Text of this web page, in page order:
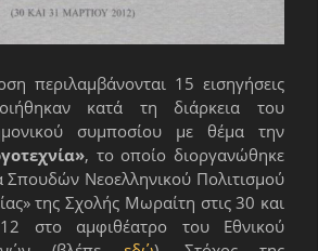
περιλαμβάνονται 15 εισηγήσεις
κατά τη διάρκεια του
συμποσίου με θέμα την
, το οποίο διοργανώθηκε
Σπουδών Νεοελληνικού Πολιτισμού
της Σχολής Μωραίτη στις 30 και
στο αμφιθέατρο του Εθνικού